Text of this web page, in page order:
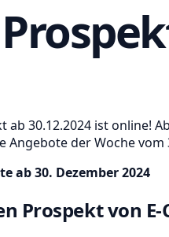
ab 30.12.2024 ist online!
der Woche vom
ab 30. Dezember 2024
Prospekt von